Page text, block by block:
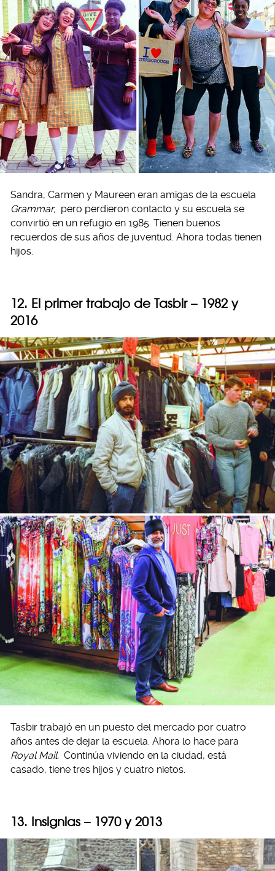
Sandra, Carmen y Maureen eran amigas de la escuela
Grammar, pero perdieron contacto y su escuela se
convirtió en un refugio en 1985. Tienen buenos
recuerdos de sus años de juventud. Ahora todas tienen
hijos.
12. El primer trabajo de Tasbir – 1982 y
2016
Tasbir trabajó en un puesto del mercado por cuatro
años antes de dejar la escuela. Ahora lo hace para
Royal Mail. Continúa viviendo en la ciudad, está
casado, tiene tres hijos y cuatro nietos.
13. Insignias – 1970 y 2013